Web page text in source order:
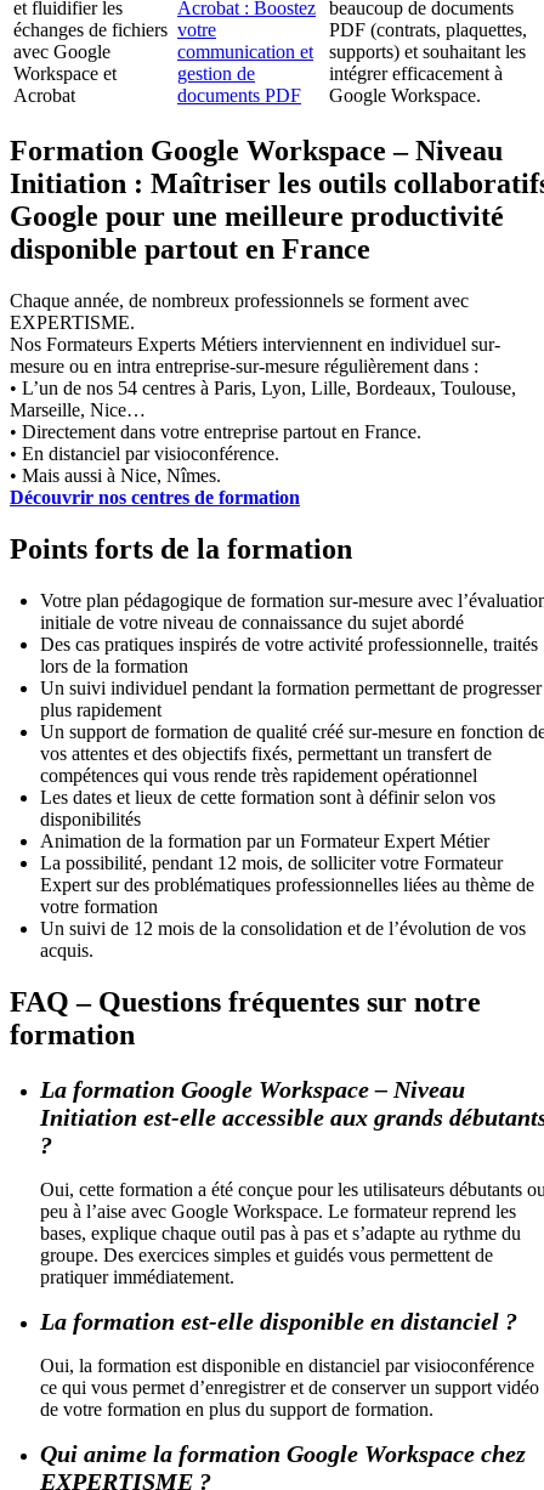
et fluidifier les
échanges de fichiers
avec Google
Workspace et
Acrobat
Acrobat : Boostez
votre
communication et
gestion de
documents PDF
beaucoup de documents
PDF (contrats, plaquettes,
supports) et souhaitant les
intégrer efficacement à
Google Workspace.
Formation Google Workspace – Niveau
Initiation : Maîtriser les outils
Google pour une meilleure productivité
disponible partout en France
Chaque année, de nombreux professionnels se forment avec
EXPERTISME.
Nos Formateurs Experts Métiers interviennent en individuel sur-
mesure ou en intra entreprise-sur-mesure régulièrement dans :
• L’un de nos 54 centres à Paris, Lyon, Lille, Bordeaux, Toulouse,
Marseille, Nice…
• Directement dans votre entreprise partout en France.
• En distanciel par visioconférence.
• Mais aussi à Nice, Nîmes.
Découvrir nos centres de formation
Points forts de la formation
Votre plan pédagogique de formation sur-mesure avec
initiale de votre niveau de connaissance du sujet abordé
Des cas pratiques inspirés de votre activité professionnelle, traités
lors de la formation
Un suivi individuel pendant la formation permettant de progresser
plus rapidement
Un support de formation de qualité créé sur-mesure en fonction
vos attentes et des objectifs fixés, permettant un transfert de
compétences qui vous rende très rapidement opérationnel
Les dates et lieux de cette formation sont à définir selon vos
disponibilités
Animation de la formation par un Formateur Expert Métier
La possibilité, pendant 12 mois, de solliciter votre Formateur
Expert sur des problématiques professionnelles liées au thème de
votre formation
Un suivi de 12 mois de la consolidation et de l’évolution de vos
acquis.
FAQ – Questions fréquentes sur notre
formation
La formation Google Workspace – Niveau
Initiation est-elle accessible aux grands
?
Oui, cette formation a été conçue pour les utilisateurs débutants
peu à l’aise avec Google Workspace. Le formateur reprend les
bases, explique chaque outil pas à pas et s’adapte au rythme du
groupe. Des exercices simples et guidés vous permettent de
pratiquer immédiatement.
La formation est-elle disponible en distanciel ?
Oui, la formation est disponible en distanciel par visioconférence
ce qui vous permet d’enregistrer et de conserver un support vidéo
de votre formation en plus du support de formation.
Qui anime la formation Google Workspace chez
EXPERTISME ?